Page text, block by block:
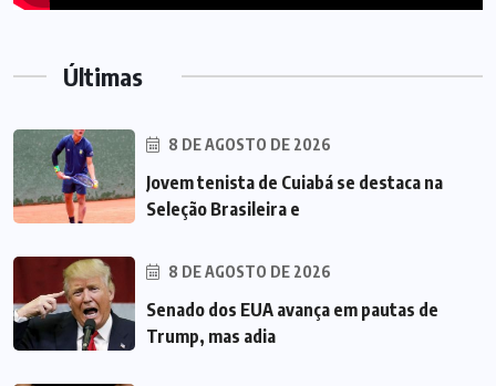
Últimas
8 DE AGOSTO DE 2026
Jovem tenista de Cuiabá se destaca na
Seleção Brasileira e
8 DE AGOSTO DE 2026
Senado dos EUA avança em pautas de
Trump, mas adia